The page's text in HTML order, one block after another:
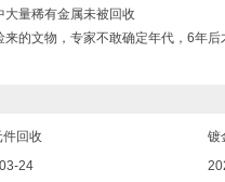
大量稀有金属未被回收
来的文物，专家不敢确定年代，6年
件回收
24
镀